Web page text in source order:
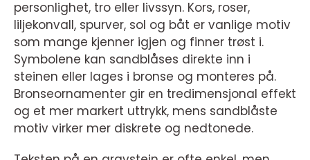
personlighet, tro eller livssyn. Kors, roser,
liljekonvall, spurver, sol og båt er vanlige motiv
som mange kjenner igjen og finner trøst i.
Symbolene kan sandblåses direkte inn i
steinen eller lages i bronse og monteres på.
Bronseornamenter gir en tredimensjonal effekt
og et mer markert uttrykk, mens sandblåste
motiv virker mer diskrete og nedtonede.